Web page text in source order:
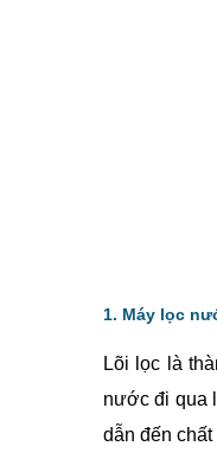
1. Máy lọc
Lõi lọc là
nước đi qua
dẫn đến